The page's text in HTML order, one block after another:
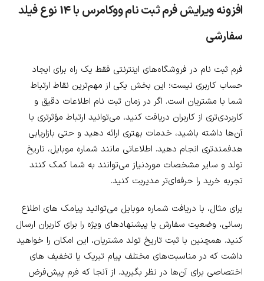
افزونه ویرایش فرم ثبت نام ووکامرس با 14 نوع فیلد
سفارشی
فرم ثبت نام در فروشگاه‌های اینترنتی فقط یک راه برای ایجاد
حساب کاربری نیست؛ این بخش یکی از مهم‌ترین نقاط ارتباط
شما با مشتریان است. اگر در زمان ثبت نام اطلاعات دقیق و
کاربردی‌تری از کاربران دریافت کنید، می‌توانید ارتباط مؤثرتری با
آن‌ها داشته باشید، خدمات بهتری ارائه دهید و حتی بازاریابی
هدفمندتری انجام دهید. اطلاعاتی مانند شماره موبایل، تاریخ
تولد و سایر مشخصات موردنیاز می‌توانند به شما کمک کنند
تجربه خرید را حرفه‌ای‌تر مدیریت کنید.
برای مثال، با دریافت شماره موبایل می‌توانید پیامک های اطلاع
رسانی، وضعیت سفارش یا پیشنهادهای ویژه را برای کاربران ارسال
کنید. همچنین با ثبت تاریخ تولد مشتریان، این امکان را خواهید
داشت که در مناسبت‌های مختلف پیام تبریک یا تخفیف های
اختصاصی برای آن‌ها در نظر بگیرید. از آنجا که فرم پیش‌فرض